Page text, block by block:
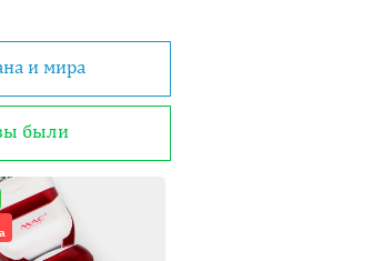
и мира
были